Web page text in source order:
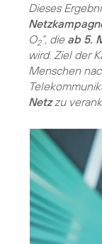
Dieses
O2“, die ab 5.
wird. Ziel der
Menschen
Netzzu